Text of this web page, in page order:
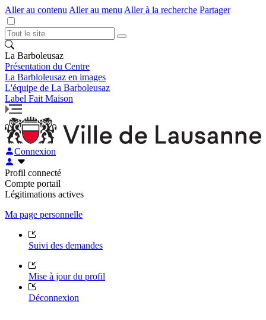
Aller au contenu Aller au menu Aller à la recherche Partager
La Barboleusaz
Présentation du Centre
La Barbloleusaz en images
L'équipe de La Barboleusaz
Label Fait Maison
Connexion
Profil connecté
Compte portail
Légitimations actives
Ma page personnelle
Suivi des demandes
Mise à jour du profil
Déconnexion